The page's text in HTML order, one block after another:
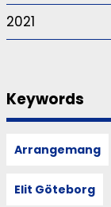
2021
Keywords
Arrangemang
Elit Göteborg